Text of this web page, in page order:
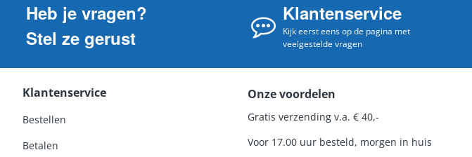
Heb je vragen?
Stel ze gerust
Klantenservice
Kijk eerst eens op de pagina met
veelgestelde vragen
Klantenservice
Bestellen
Betalen
Onze voordelen
Gratis verzending v.a. € 40,-
Voor 17.00 uur besteld, morgen in huis